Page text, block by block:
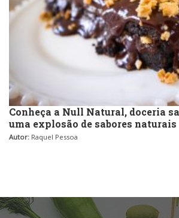
Conheça a Null Natural, doceria
uma explosão de sabores naturais
Autor: Raquel Pessoa